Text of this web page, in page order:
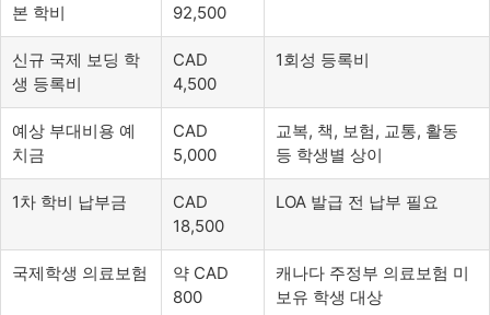
본 학비
92,500
신규 국제 보딩 학
생 등록비
CAD
4,500
1회성 등록비
예상 부대비용 예
치금
CAD
5,000
교복, 책, 보험, 교통, 활동
등 학생별 상이
1차 학비 납부금
CAD
18,500
LOA 발급 전 납부 필요
국제학생 의료보험
약 CAD
800
캐나다 주정부 의료보험 미
보유 학생 대상